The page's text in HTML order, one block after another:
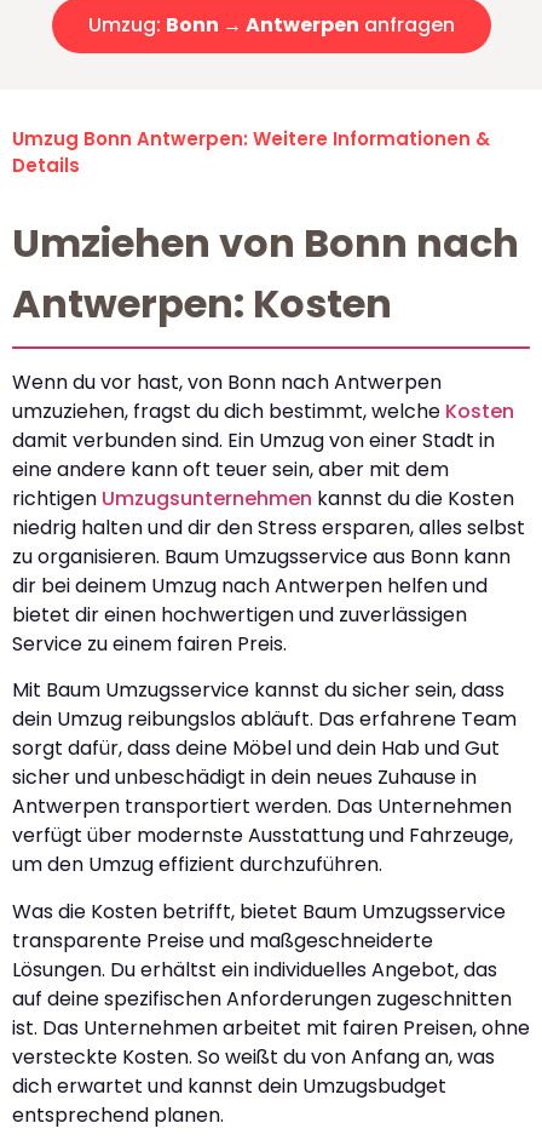
Umzug: Bonn → Antwerpen anfragen
Umzug Bonn Antwerpen: Weitere Informationen &
Details
Umziehen von Bonn nach
Antwerpen: Kosten
Wenn du vor hast, von Bonn nach Antwerpen
umzuziehen, fragst du dich bestimmt, welche Kosten
damit verbunden sind. Ein Umzug von einer Stadt in
eine andere kann oft teuer sein, aber mit dem
richtigen Umzugsunternehmen kannst du die Kosten
niedrig halten und dir den Stress ersparen, alles selbst
zu organisieren. Baum Umzugsservice aus Bonn kann
dir bei deinem Umzug nach Antwerpen helfen und
bietet dir einen hochwertigen und zuverlässigen
Service zu einem fairen Preis.
Mit Baum Umzugsservice kannst du sicher sein, dass
dein Umzug reibungslos abläuft. Das erfahrene Team
sorgt dafür, dass deine Möbel und dein Hab und Gut
sicher und unbeschädigt in dein neues Zuhause in
Antwerpen transportiert werden. Das Unternehmen
verfügt über modernste Ausstattung und Fahrzeuge,
um den Umzug effizient durchzuführen.
Was die Kosten betrifft, bietet Baum Umzugsservice
transparente Preise und maßgeschneiderte
Lösungen. Du erhältst ein individuelles Angebot, das
auf deine spezifischen Anforderungen zugeschnitten
ist. Das Unternehmen arbeitet mit fairen Preisen, ohne
versteckte Kosten. So weißt du von Anfang an, was
dich erwartet und kannst dein Umzugsbudget
entsprechend planen.